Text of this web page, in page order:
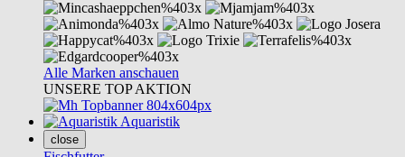
Alle Marken anschauen
UNSERE TOP AKTION
Aquaristik
close